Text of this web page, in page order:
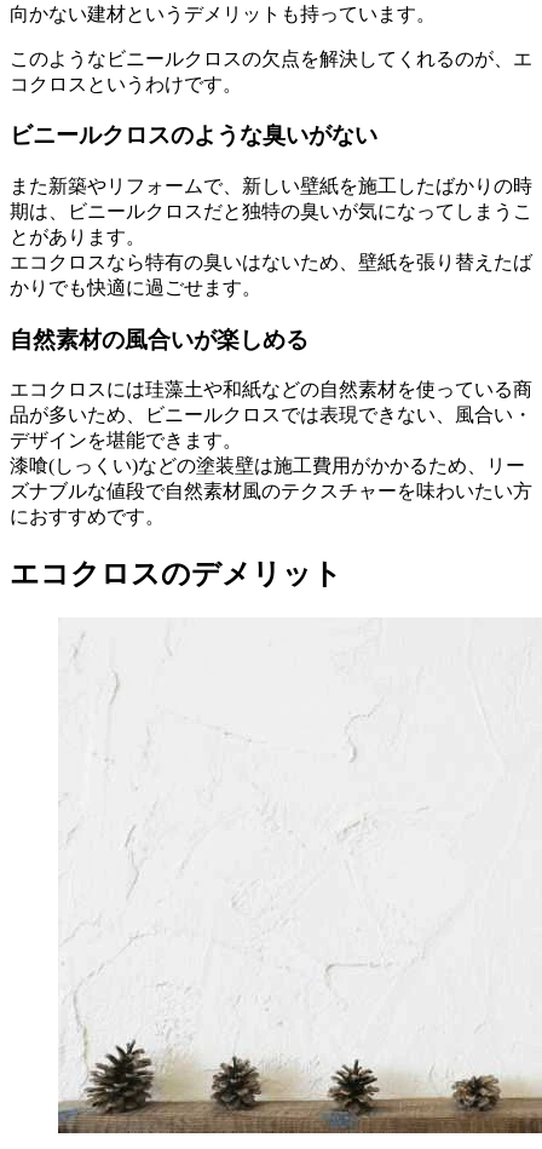
向かない建材というデメリットも持っています。
このようなビニールクロスの欠点を解決してくれるのが、エ
コクロスというわけです。
ビニールクロスのような臭いがない
また新築やリフォームで、新しい壁紙を施工したばかりの時
期は、ビニールクロスだと独特の臭いが気になってしまうこ
とがあります。
エコクロスなら特有の臭いはないため、壁紙を張り替えたば
かりでも快適に過ごせます。
自然素材の風合いが楽しめる
エコクロスには珪藻土や和紙などの自然素材を使っている商
品が多いため、ビニールクロスでは表現できない、風合い・
デザインを堪能できます。
漆喰(しっくい)などの塗装壁は施工費用がかかるため、リー
ズナブルな値段で自然素材風のテクスチャーを味わいたい方
におすすめです。
エコクロスのデメリット